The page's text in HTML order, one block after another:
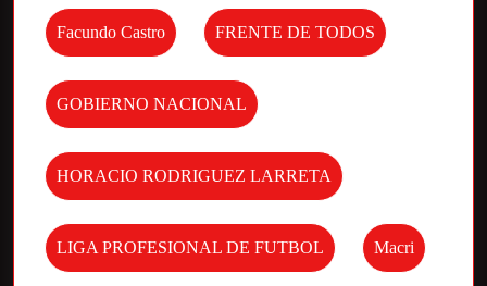
Facundo Castro FRENTE DE TODOS
GOBIERNO NACIONAL
HORACIO RODRIGUEZ LARRETA
LIGA PROFESIONAL DE FUTBOL Macri